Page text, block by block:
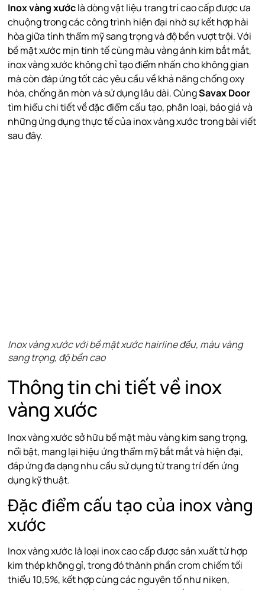
Inox vàng xướclà dòng vật liệu trang trí cao cấp được ưa
chuộng trong các công trình hiện đại nhờ sự kết hợp hài
hòa giữa tính thẩm mỹ sang trọng và độ bền vượt trội. Với
bề mặt xước mịn tinh tế cùng màu vàng ánh kim bắt mắt,
inox vàng xước không chỉ tạo điểm nhấn cho không gian
mà còn đáp ứng tốt các yêu cầu về khả năng chống oxy
hóa, chống ăn mòn và sử dụng lâu dài. CùngSavax Door
tìm hiểu chi tiết về đặc điểm cấu tạo, phân loại, báo giá và
những ứng dụng thực tế của inox vàng xước trong bài viết
sau đây.
Inox vàng xước với bề mặt xước hairline đều, màu vàng
sang trọng, độ bền cao
Thông tin chi tiết về inox
vàng xước
Inox vàng xước sở hữu bề mặt màu vàng kim sang trọng,
nổi bật, mang lại hiệu ứng thẩm mỹ bắt mắt và hiện đại,
đáp ứng đa dạng nhu cầu sử dụng từ trang trí đến ứng
dụng kỹ thuật.
Đặc điểm cấu tạo của inox vàng
xước
Inox vàng xước là loại inox cao cấp được sản xuất từ hợp
kim thép không gỉ, trong đó thành phần crom chiếm tối
thiểu 10,5%, kết hợp cùng các nguyên tố như niken,